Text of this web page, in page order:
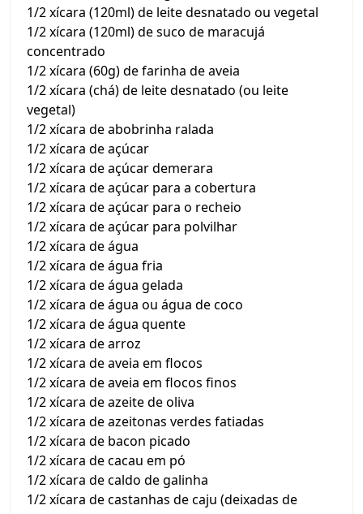
1/2 xícara (120ml) de leite desnatado ou vegetal
1/2 xícara (120ml) de suco de maracujá
concentrado
1/2 xícara (60g) de farinha de aveia
1/2 xícara (chá) de leite desnatado (ou leite
vegetal)
1/2 xícara de abobrinha ralada
1/2 xícara de açúcar
1/2 xícara de açúcar demerara
1/2 xícara de açúcar para a cobertura
1/2 xícara de açúcar para o recheio
1/2 xícara de açúcar para polvilhar
1/2 xícara de água
1/2 xícara de água fria
1/2 xícara de água gelada
1/2 xícara de água ou água de coco
1/2 xícara de água quente
1/2 xícara de arroz
1/2 xícara de aveia em flocos
1/2 xícara de aveia em flocos finos
1/2 xícara de azeite de oliva
1/2 xícara de azeitonas verdes fatiadas
1/2 xícara de bacon picado
1/2 xícara de cacau em pó
1/2 xícara de caldo de galinha
1/2 xícara de castanhas de caju (deixadas de